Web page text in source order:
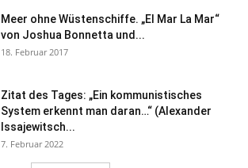
Meer ohne Wüstenschiffe. „El Mar La Mar“
von Joshua Bonnetta und...
18. Februar 2017
Zitat des Tages: „Ein kommunistisches
System erkennt man daran…“ (Alexander
Issajewitsch...
7. Februar 2022